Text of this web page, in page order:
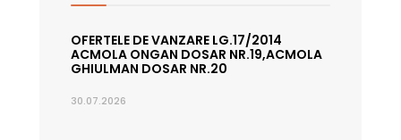
OFERTELE DE VANZARE LG.17/2014
ACMOLA ONGAN DOSAR NR.19,ACMOLA
GHIULMAN DOSAR NR.20
30.07.2026